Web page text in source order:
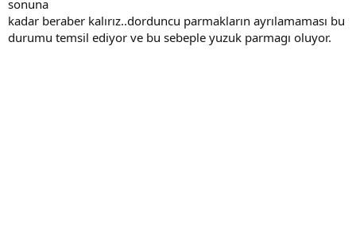
sonuna
kadar beraber kalırız..dorduncu parmakların ayrılamaması bu
durumu temsil ediyor ve bu sebeple yuzuk parmagı oluyor.